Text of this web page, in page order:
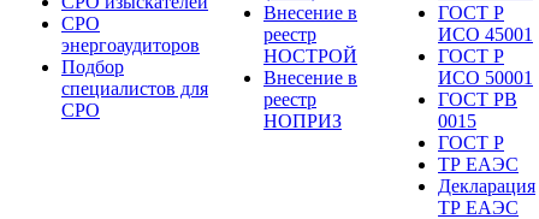
СРО
энергоаудиторов
Подбор
специалистов для
СРО
Внесение в
реестр
НОСТРОЙ
Внесение в
реестр
НОПРИЗ
ГОСТ Р
ИСО 45001
ГОСТ Р
ИСО 50001
ГОСТ РВ
0015
ГОСТ Р
ТР ЕАЭС
Декларация
ТР ЕАЭС